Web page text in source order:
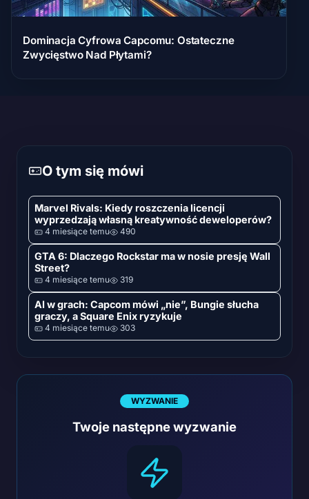
Dominacja Cyfrowa Capcomu: Ostateczne
Zwycięstwo Nad Płytami?
O tym się mówi
Marvel Rivals: Kiedy roszczenia licencji
wyprzedzają własną kreatywność deweloperów?
4 miesiące temu 490
GTA 6: Dlaczego Rockstar ma w nosie presję Wall
Street?
4 miesiące temu 319
AI w grach: Capcom mówi „nie”, Bungie słucha
graczy, a Square Enix ryzykuje
4 miesiące temu 303
WYZWANIE
Twoje następne wyzwanie